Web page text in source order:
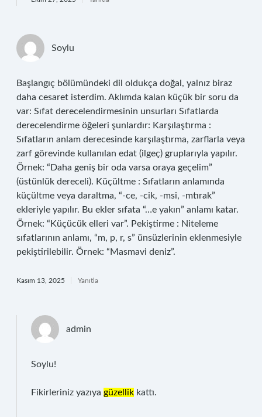
Soylu
Başlangıç bölümündeki dil oldukça doğal, yalnız biraz
daha cesaret isterdim. Aklımda kalan küçük bir soru da
var: Sıfat derecelendirmesinin unsurları Sıfatlarda
derecelendirme öğeleri şunlardır: Karşılaştırma :
Sıfatların anlam derecesinde karşılaştırma, zarflarla veya
zarf görevinde kullanılan edat (ilgeç) gruplarıyla yapılır.
Örnek: “Daha geniş bir oda varsa oraya geçelim”
(üstünlük dereceli). Küçültme : Sıfatların anlamında
küçültme veya daraltma, “-ce, -cik, -msi, -mtırak”
ekleriyle yapılır. Bu ekler sıfata “…e yakın” anlamı katar.
Örnek: “Küçücük elleri var”. Pekiştirme : Niteleme
sıfatlarının anlamı, “m, p, r, s” ünsüzlerinin eklenmesiyle
pekiştirilebilir. Örnek: “Masmavi deniz”.
Kasım 13, 2025 Yanıtla
admin
Soylu!
Fikirleriniz yazıya güzellik kattı.